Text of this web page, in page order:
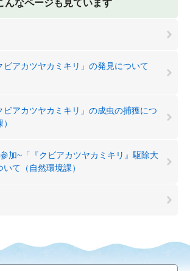
んなページも見ています
ビアカツヤカミキリ」の発見について
ビアカツヤカミキリ」の成虫の捕獲につ
加~「『クビアカツヤカミキリ』駆除大
て（自然環境課）